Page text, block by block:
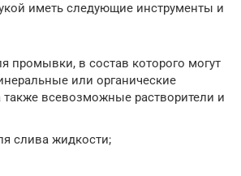
иметь следующие инструменты и
промывки, в состав которого могут
или органические
также всевозможные растворители и
слива жидкости;